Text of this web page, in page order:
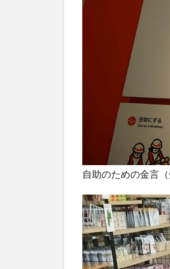
自助のための金言